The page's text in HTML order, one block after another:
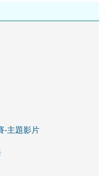
-主題影片